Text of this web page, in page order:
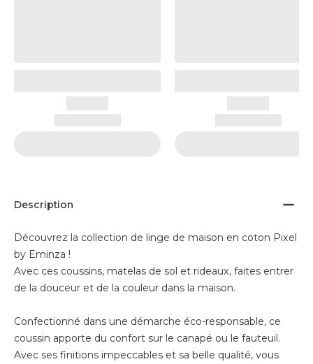
Description
Découvrez la collection de linge de maison en coton Pixel
by Eminza !
Avec ces coussins, matelas de sol et rideaux, faites entrer
de la douceur et de la couleur dans la maison.
Confectionné dans une démarche éco-responsable, ce
coussin apporte du confort sur le canapé ou le fauteuil.
Avec ses finitions impeccables et sa belle qualité, vous